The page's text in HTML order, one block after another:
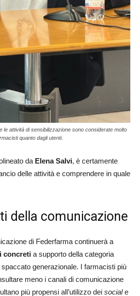
le attività di sensibilizzazione sono considerate molto
quanto dagli utenti.
da Elena Salvi, è certamente
delle attività e comprendere in quale
della comunicazione
di Federfarma continuerà a
concreti a supporto della categoria
generazionale. I farmacisti più
meno i canali di comunicazione
più propensi all’utilizzo dei sociale